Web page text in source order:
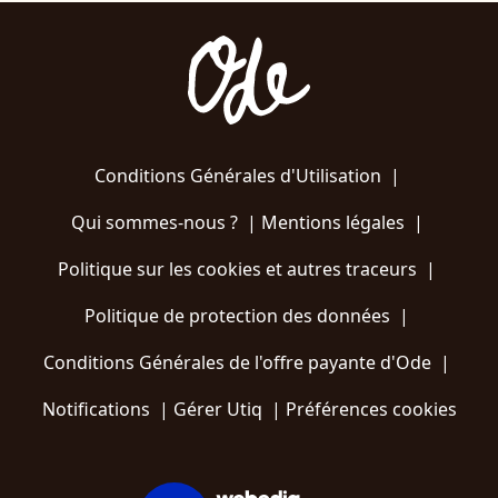
Conditions Générales d'Utilisation |
Qui sommes-nous ?| Mentions légales |
Politique sur les cookies et autres traceurs |
Politique de protection des données |
Conditions Générales de l'offre payante d'Ode |
Notifications | Gérer Utiq | Préférences cookies